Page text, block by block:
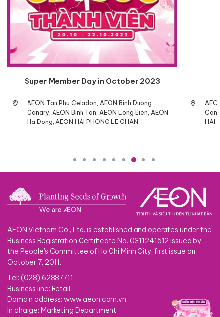
Super Member Day in October 2023
AEON Tan Phu Celadon, AEON Binh Duong
Canary, AEON Binh Tan, AEON Long Bien, AEON
Ha Dong, AEON HAI PHONG LE CHAN
HAI
AEON Vietnam Co., Ltd. is established and operates under the
Business Registration Certificate No. 0311241512 issued by
the People's Committee of Ho Chi Minh City, first issue on
October 7, 2011.
Tel: (028) 62887711
Business line: Retail
Domain address: www.aeon.com.vn
In charge: Marketing Department